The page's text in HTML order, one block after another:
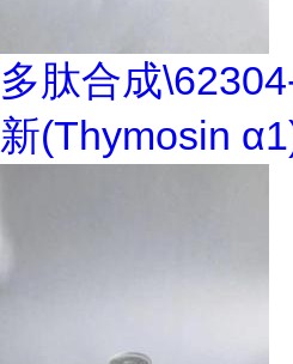
多肽合成
新(Thymosin